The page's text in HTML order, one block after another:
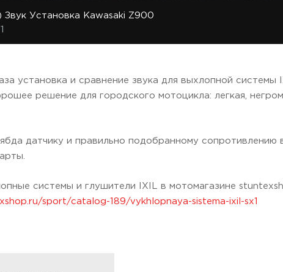
Звук Установка Kawasaki Z900
установка и сравнение звука для выхлопной системы
решение для городского мотоцикла: легкая,
датчику и правильно подобранному сопротивлению
системы и глушители IXIL в мотомагазине
sport/catalog-189/vykhlopnaya-sistema-ixil-sx1